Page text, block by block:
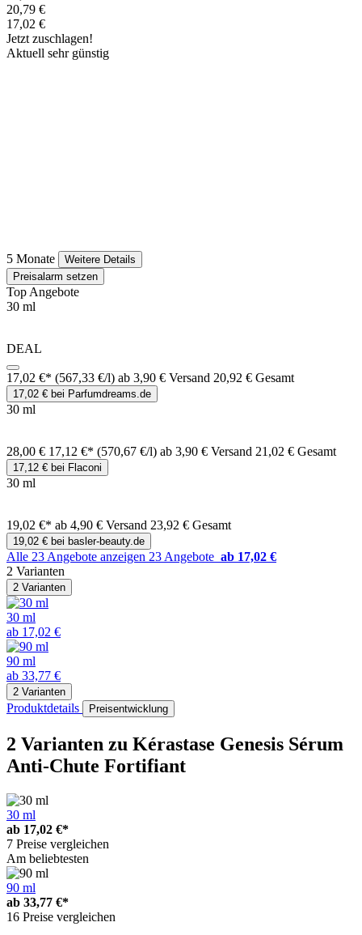
20,79 €
17,02 €
Jetzt zuschlagen!
Aktuell sehr günstig
5 Monate
Weitere Details
Preisalarm setzen
Top Angebote
30 ml
DEAL
17,02 €* (567,33 €/l) ab 3,90 € Versand 20,92 € Gesamt
17,02 € bei Parfumdreams.de
30 ml
28,00 € 17,12 €* (570,67 €/l) ab 3,90 € Versand 21,02 € Gesamt
17,12 € bei Flaconi
30 ml
19,02 €* ab 4,90 € Versand 23,92 € Gesamt
19,02 € bei basler-beauty.de
Alle 23 Angebote anzeigen 23 Angebote ab 17,02 €
2 Varianten
2 Varianten
30 ml
ab 17,02 €
90 ml
ab 33,77 €
2 Varianten
Produktdetails Preisentwicklung
2 Varianten zu Kérastase Genesis Sérum
Anti-Chute Fortifiant
30 ml
ab 17,02 €*
7 Preise vergleichen
Am beliebtesten
90 ml
ab 33,77 €*
16 Preise vergleichen